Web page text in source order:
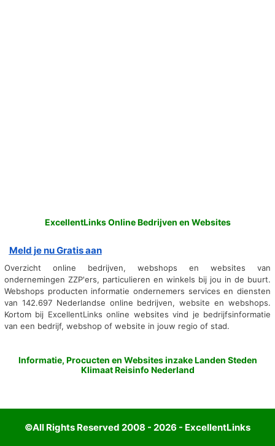
ExcellentLinks Online Bedrijven en Websites
Meld je nu Gratis aan
Overzicht online bedrijven, webshops en websites van
ondernemingen ZZP'ers, particulieren en winkels bij jou in de buurt.
Webshops producten informatie ondernemers services en diensten
van 142.697 Nederlandse online bedrijven, website en webshops.
Kortom bij ExcellentLinks online websites vind je bedrijfsinformatie
van een bedrijf, webshop of website in jouw regio of stad.
Informatie, Procucten en Websites inzake Landen Steden
Klimaat Reisinfo Nederland
©All Rights Reserved 2008 - 2026 - ExcellentLinks